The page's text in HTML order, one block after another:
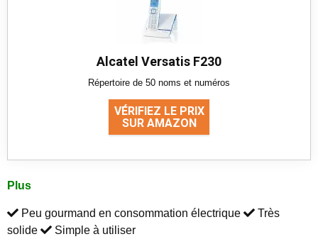
Alcatel Versatis F230
Répertoire de 50 noms et numéros
VÉRIFIEZ LE PRIX
SUR AMAZON
Plus
Peu gourmand en consommation électrique
Très
solide
Simple à utiliser